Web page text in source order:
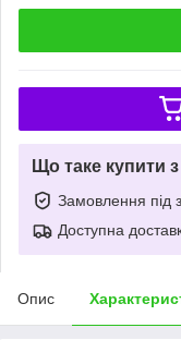
Що таке купити
Замовлення під
Доступна
Опис